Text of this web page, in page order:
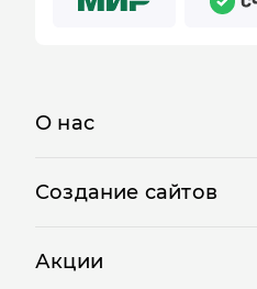
О нас
Создание сайтов
Акции